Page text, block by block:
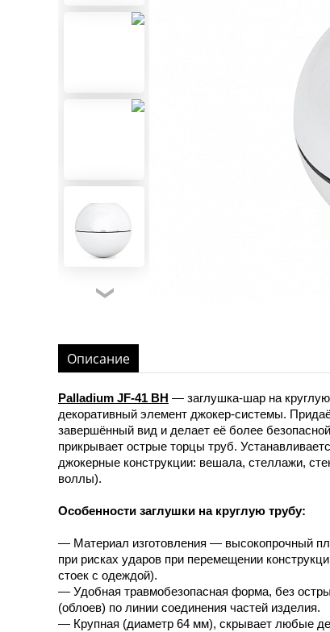
Описание
Palladium JF-41 BH — заглушка-шар на
декоративный элемент джокер-системы.
завершённый вид и делает её более
прикрывает острые торцы труб.
джокерные конструкции: вешала, стеллажи,
воллы).
Особенности заглушки на круглую трубу:
— Материал изготовления — высокопрочный
при рисках ударов при перемещении
стоек с одеждой).
— Удобная травмобезопасная форма, без
(облоев) по линии соединения частей изделия.
— Крупная (диаметр 64 мм), скрывает любые